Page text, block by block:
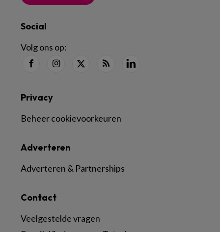
Social
Volg ons op:
Contact
Veelgestelde vragen
Adverteren
Adverteren & Partnerships
Privacy
Beheer cookievoorkeuren